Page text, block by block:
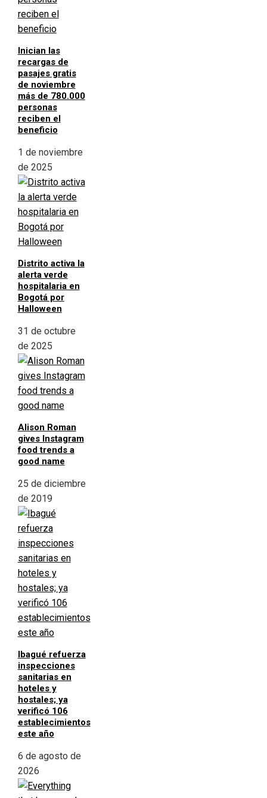
Inician las
recargas de
pasajes gratis
de noviembre
más de 780.000
personas
reciben el
beneficio
1 de noviembre
de 2025
Distrito activa la
alerta verde
hospitalaria en
Bogotá por
Halloween
31 de octubre
de 2025
Alison Roman
gives Instagram
food trends a
good name
25 de diciembre
de 2019
Ibagué refuerza
inspecciones
sanitarias en
hoteles y
hostales; ya
verificó 106
establecimientos
este año
6 de agosto de
2026